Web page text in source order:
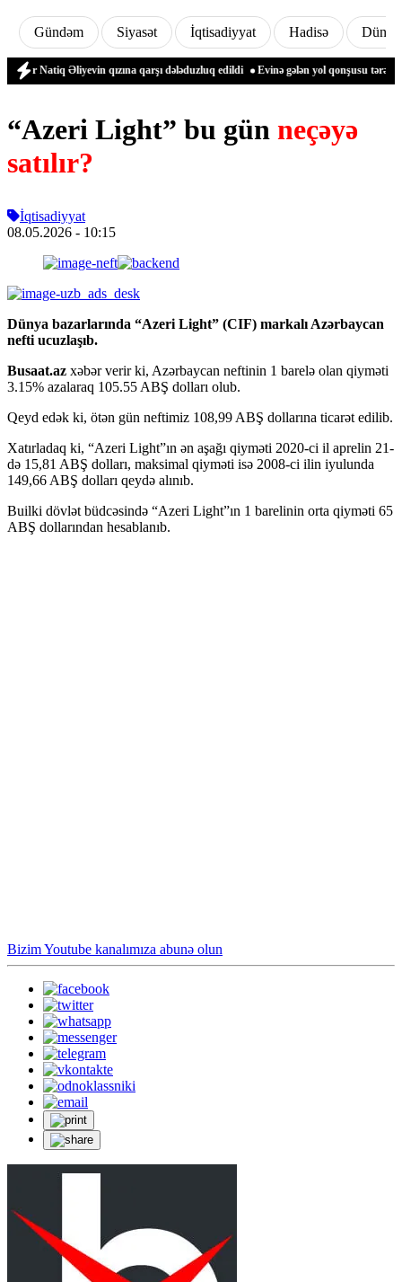
Gündəm Siyasət İqtisadiyyat Hadisə Dünya
Natiq Əliyevin qızına qarşı dələduzluq edildi Evinə gələn yol qonşusu tərəfindən
“Azeri Light” bu gün neçəyə
satılır?
İqtisadiyyat
08.05.2026 - 10:15
Dünya bazarlarında “Azeri Light” (CIF) markalı Azərbaycan
nefti ucuzlaşıb.
Busaat.az xəbər verir ki, Azərbaycan neftinin 1 barelə olan qiyməti
3.15% azalaraq 105.55 ABŞ dolları olub.
Qeyd edək ki, ötən gün neftimiz 108,99 ABŞ dollarına ticarət edilib.
Xatırladaq ki, “Azeri Light”ın ən aşağı qiyməti 2020-ci il aprelin 21-
də 15,81 ABŞ dolları, maksimal qiyməti isə 2008-ci ilin iyulunda
149,66 ABŞ dolları qeydə alınıb.
Builki dövlət büdcəsində “Azeri Light”ın 1 barelinin orta qiyməti 65
ABŞ dollarından hesablanıb.
Bizim Youtube kanalımıza abunə olun